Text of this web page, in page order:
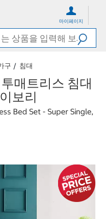
마이페이지
구 침대
매트리스 침대
보리
Bed Set - Super Single,